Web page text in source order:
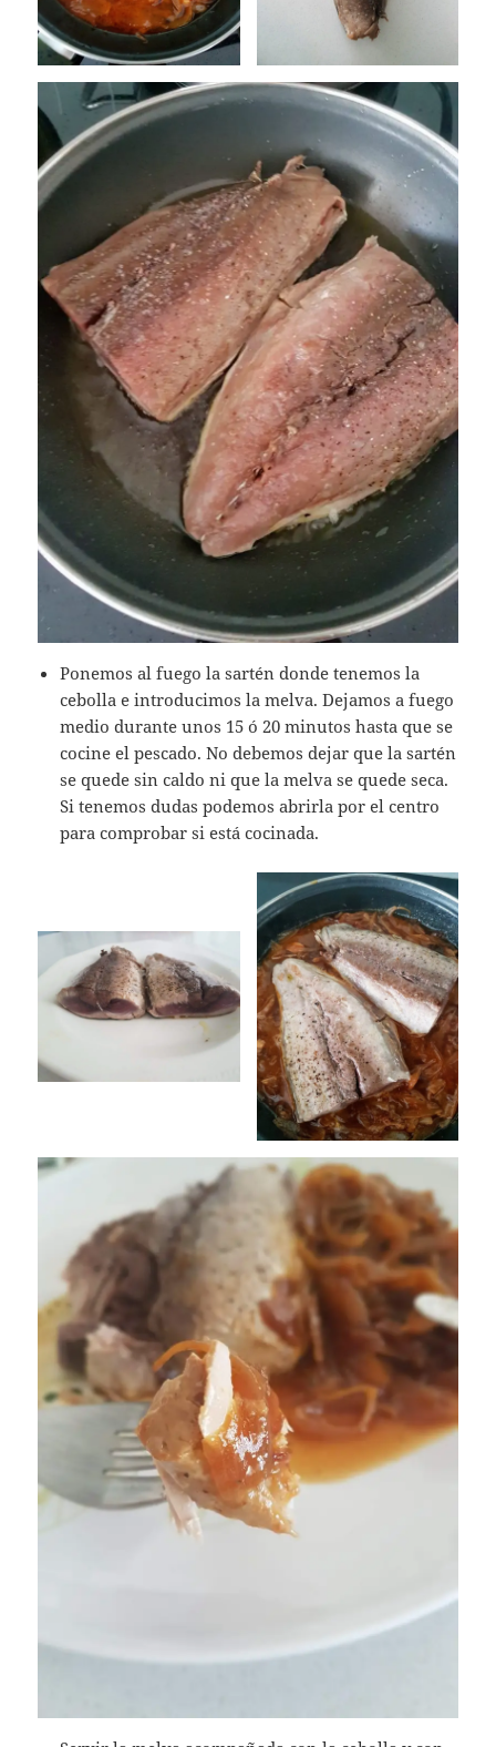
Ponemos al fuego la sartén donde tenemos la
cebolla e introducimos la melva. Dejamos a fuego
medio durante unos 15 ó 20 minutos hasta que se
cocine el pescado. No debemos dejar que la sartén
se quede sin caldo ni que la melva se quede seca.
Si tenemos dudas podemos abrirla por el centro
para comprobar si está cocinada.